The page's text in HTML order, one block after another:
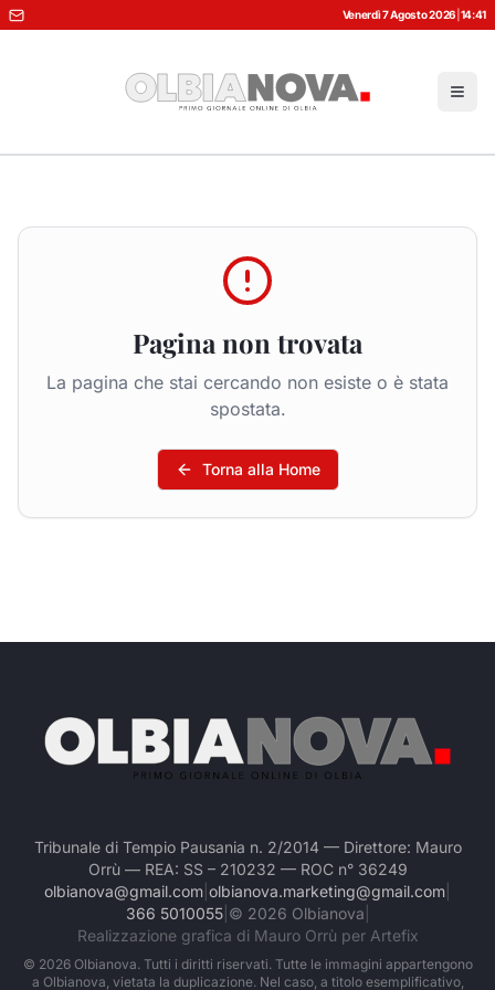
Venerdì 7 Agosto 2026 14:41
Pagina non trovata
La pagina che stai cercando non esiste o è stata
spostata.
Torna alla Home
Tribunale di Tempio Pausania n. 2/2014 — Direttore: Mauro
Orrù — REA: SS – 210232 — ROC n° 36249
olbianova@gmail.com olbianova.marketing@gmail.com
366 5010055| © 2026 Olbianova
Realizzazione grafica di Mauro Orrù per Artefix
© 2026Olbianova. Tutti i diritti riservati. Tutte le immagini appartengono
a Olbianova, vietata la duplicazione. Nel caso, a titolo esemplificativo,